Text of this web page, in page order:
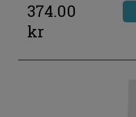
374.00
kr